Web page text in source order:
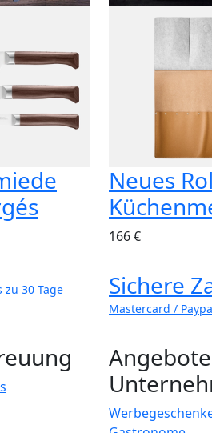
Neues
166 €
zu 30 Tage
Sichere
Mastercard /